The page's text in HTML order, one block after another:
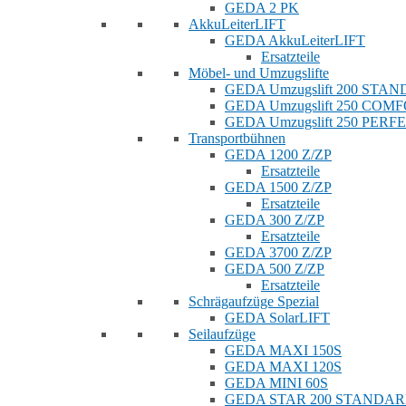
GEDA 2 PK
AkkuLeiterLIFT
GEDA AkkuLeiterLIFT
Ersatzteile
Möbel- und Umzugslifte
GEDA Umzugslift 200
GEDA Umzugslift 250
GEDA Umzugslift 250
Transportbühnen
GEDA 1200 Z/ZP
Ersatzteile
GEDA 1500 Z/ZP
Ersatzteile
GEDA 300 Z/ZP
Ersatzteile
GEDA 3700 Z/ZP
GEDA 500 Z/ZP
Ersatzteile
Schrägaufzüge Spezial
GEDA SolarLIFT
Seilaufzüge
GEDA MAXI 150S
GEDA MAXI 120S
GEDA MINI 60S
GEDA STAR 200